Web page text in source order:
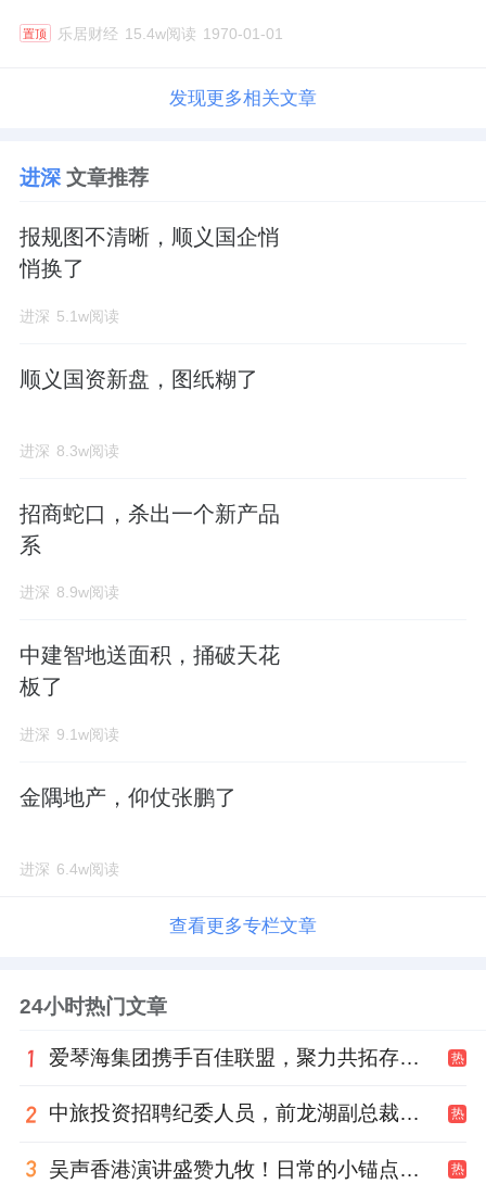
置顶 乐居财经 15.4w阅读 1970-01-01
发现更多相关文章
进深文章推荐
报规图不清晰，顺义国企悄
悄换了
进深 5.1w阅读
顺义国资新盘，图纸糊了
进深 8.3w阅读
招商蛇口，杀出一个新产品
系
进深 8.9w阅读
中建智地送面积，捅破天花
板了
进深 9.1w阅读
金隅地产，仰仗张鹏了
进深 6.4w阅读
查看更多专栏文章
24小时热门文章
爱琴海集团携手百佳联盟，聚力共拓存量商业新赛道 热
中旅投资招聘纪委人员，前龙湖副总裁胡若翔掌舵 热
吴声香港演讲盛赞九牧！日常的小锚点变成科技突破点！ 热